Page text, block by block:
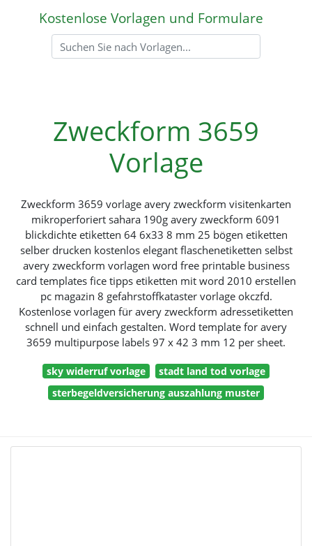
Kostenlose Vorlagen und Formulare
Zweckform 3659
Vorlage
Zweckform 3659 vorlage avery zweckform visitenkarten
mikroperforiert sahara 190g avery zweckform 6091
blickdichte etiketten 64 6x33 8 mm 25 bögen etiketten
selber drucken kostenlos elegant flaschenetiketten selbst
avery zweckform vorlagen word free printable business
card templates fice tipps etiketten mit word 2010 erstellen
pc magazin 8 gefahrstoffkataster vorlage okczfd.
Kostenlose vorlagen für avery zweckform adressetiketten
schnell und einfach gestalten. Word template for avery
3659 multipurpose labels 97 x 42 3 mm 12 per sheet.
sky widerruf vorlage
stadt land tod vorlage
sterbegeldversicherung auszahlung muster